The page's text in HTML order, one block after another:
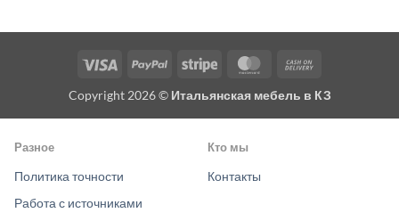
Visa PayPal Stripe MasterCard
Delivery
Copyright 2026 © Итальянская мебель в КЗ
Разное
Политика точности
Работа с источниками
Кто мы
Контакты